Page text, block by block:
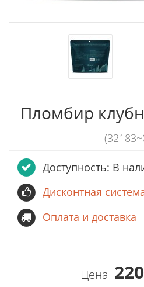
Пломбир
Доступность: В
Дисконтная
Оплата и доставка
Цена